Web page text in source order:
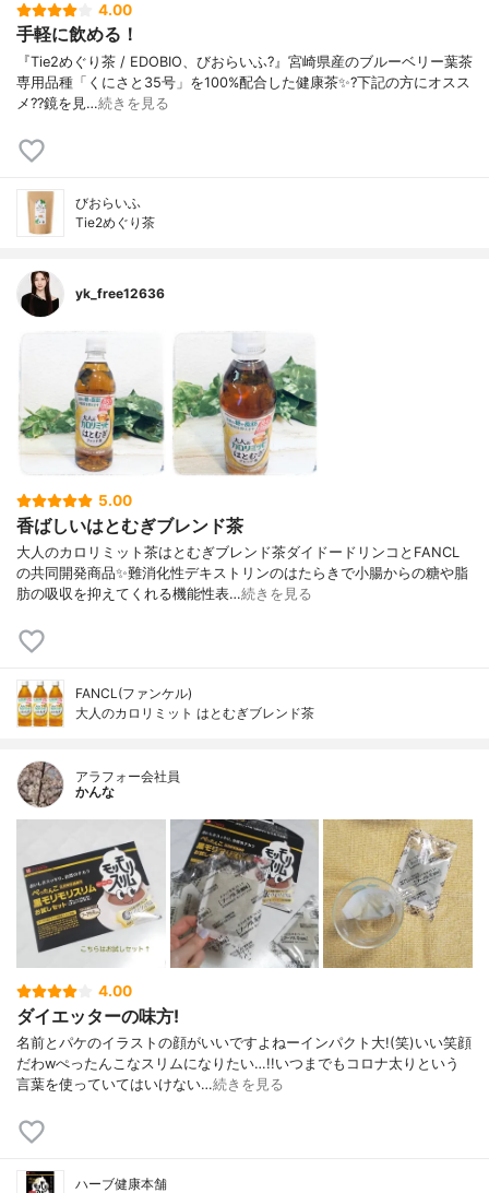
4.00
手軽に飲める！
『Tie2めぐり茶 / EDOBIO、びおらいふ?』宮崎県産のブルーベリー葉茶
専用品種「くにさと35号」を100%配合した健康茶✨?下記の方にオスス
メ??鏡を見…続きを見る
びおらいふ
Tie2めぐり茶
yk_free12636
5.00
香ばしいはとむぎブレンド茶
大人のカロリミット茶はとむぎブレンド茶ダイドードリンコとFANCL
の共同開発商品✨難消化性デキストリンのはたらきで小腸からの糖や脂
肪の吸収を抑えてくれる機能性表…続きを見る
FANCL(ファンケル)
大人のカロリミット はとむぎブレンド茶
アラフォー会社員
かんな
4.00
ダイエッターの味方!
名前とパケのイラストの顔がいいですよねーインパクト大!(笑)いい笑顔
だわwぺったんこなスリムになりたい…!!いつまでもコロナ太りという
言葉を使っていてはいけない…続きを見る
ハーブ健康本舗